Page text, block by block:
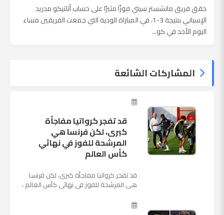
حقق فريق مانشستر سيتي فوزًا مثيرًا على حساب أتلتيكو مدريد
الإسباني بنتيجة 3-1، في المباراة الودية التي جمعت الفريقين مساء
اليوم الأحد في كو...
المشاركات الشائعة
قد تفجر كرواتيا مفاجأة
كبرى، لكن فرنسا هي
المرشحة للفوز في نهائي
كأس العالم
قد تفجر كرواتيا مفاجأة كبرى، لكن فرنسا
هي المرشحة للفوز في نهائي كأس العالم ،
الروسية في يوم شديد الح...